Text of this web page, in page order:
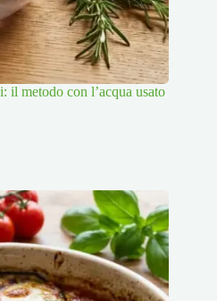
il metodo con l’acqua usato